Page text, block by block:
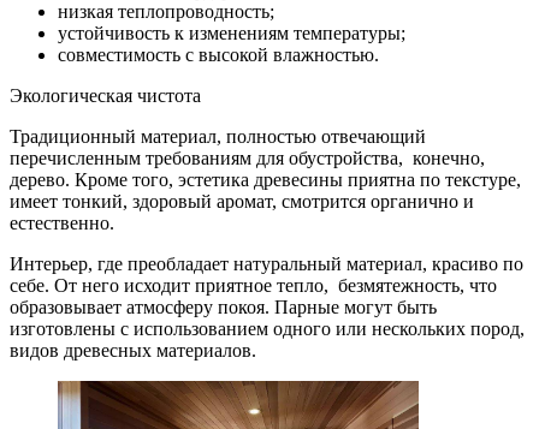
низкая теплопроводность;
устойчивость к изменениям температуры;
совместимость с высокой влажностью.
Экологическая чистота
Традиционный материал, полностью отвечающий
перечисленным требованиям для обустройства, конечно,
дерево. Кроме того, эстетика древесины приятна по текстуре,
имеет тонкий, здоровый аромат, смотрится органично и
естественно.
Интерьер, где преобладает натуральный материал, красиво по
себе. От него исходит приятное тепло, безмятежность, что
образовывает атмосферу покоя. Парные могут быть
изготовлены с использованием одного или нескольких пород,
видов древесных материалов.